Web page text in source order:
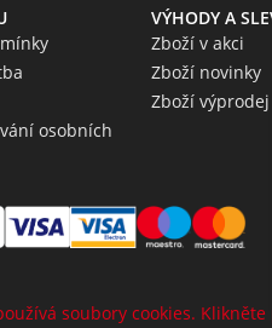
osobních
VÝHODY A
Zboží v akci
Zboží novinky
Zboží výprodej
soubory cookies. Klikněte